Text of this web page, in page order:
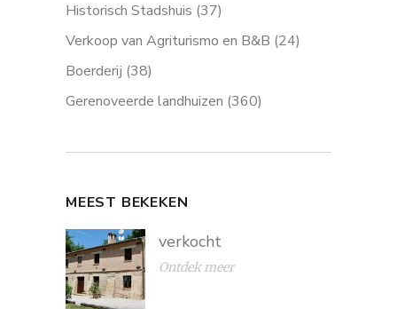
Historisch Stadshuis (37)
Verkoop van Agriturismo en B&B (24)
Boerderij (38)
Gerenoveerde landhuizen (360)
MEEST BEKEKEN
verkocht
Ontdek meer